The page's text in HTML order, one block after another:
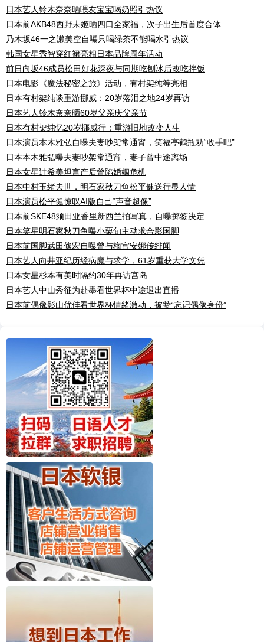
日本艺人铃木奈奈晒喂友宝宝喝奶照引热议
日本前AKB48西野未姬晒四口全家福，次子出生后首度合体
乃木坂46一之濑美空自曝只喝绿茶不能喝水引热议
韩国女星秀智穿红裙亮相日本品牌周年活动
前日向坂46成员松田好花深夜与同期吃刨冰后改吃拌饭
日本电影《魔法秘密之旅》活动，有村架纯等亮相
日本有村架纯谈重游挪威：20岁落泪之地24岁再访
日本艺人铃木奈奈晒60岁父亲庆父亲节
日本有村架纯忆20岁挪威行：重游旧地改变人生
日本演员本木雅弘自曝夫妻吵架常通宵，笑福亭鹤瓶劝“收手吧”
日本本木雅弘曝夫妻吵架常通宵，妻子曾中途离场
日本女星辻希美坦言产后曾陷婚姻危机
日本中村玉绪去世，明石家秋刀鱼松平健送行显人情
日本演员松平健惊叹AI版自己“声音超像”
日本前SKE48须田亚香里新西兰拍写真，自曝掷签决定
日本笑星明石家秋刀鱼曝小栗旬主动求合影国脚
日本前国脚武田修宏自曝曾与梅宫安娜传绯闻
日本艺人向井亚纪历经病魔与求学，61岁重获大学文凭
日本女星杉本有美时隔约30年再访宫岛
日本艺人中山秀征为赴墨看世界杯中途退出直播
日本前偶像影山优佳看世界杯情绪激动，被赞“忘记偶像身份”